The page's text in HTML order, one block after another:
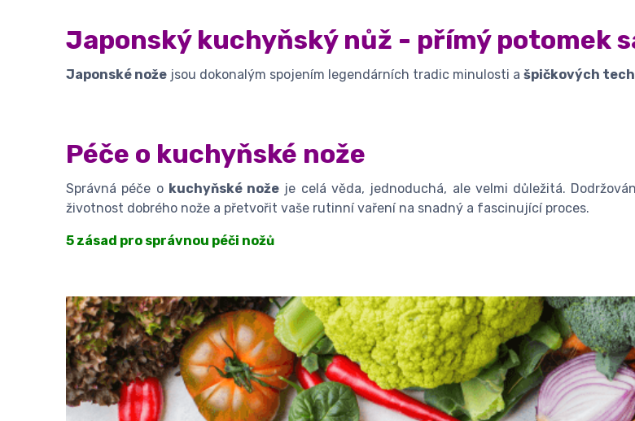
Japonský kuchyňský nůž - přímý potomek
Japonské nože jsou dokonalým spojením legendárních tradic minulosti a špičkových
Péče o kuchyňské nože
Správná péče o kuchyňské nože je celá věda, jednoduchá, ale velmi důležitá.
životnost dobrého nože a přetvořit vaše rutinní vaření na snadný a fascinující proces.
5 zásad pro správnou péči nožů